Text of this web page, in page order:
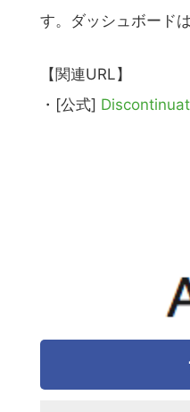
す。ダッシュボード
【関連URL】
・[公式]